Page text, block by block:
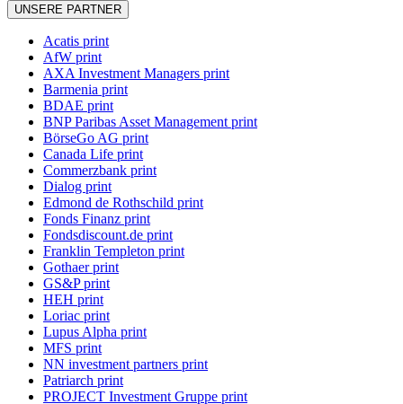
UNSERE PARTNER
Acatis print
AfW print
AXA Investment Managers print
Barmenia print
BDAE print
BNP Paribas Asset Management print
BörseGo AG print
Canada Life print
Commerzbank print
Dialog print
Edmond de Rothschild print
Fonds Finanz print
Fondsdiscount.de print
Franklin Templeton print
Gothaer print
GS&P print
HEH print
Loriac print
Lupus Alpha print
MFS print
NN investment partners print
Patriarch print
PROJECT Investment Gruppe print